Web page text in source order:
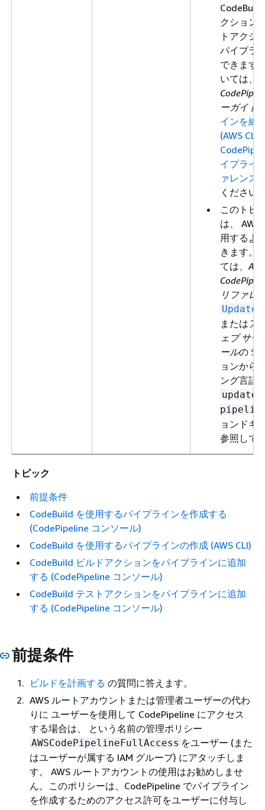
クション
トアクシ
パイプラ
できます
いては、
ーガイド
インを編
(AWS CLI)
イプライ
ァレンス
ください
このトピ
は、 AWS
用するよ
きます。
ては、
リファレ
または ア
ェブ サー
ールの
ョンから
ング言語
update-
ョンドキ
参照して
トピック
前提条件
CodeBuild を使用するパイプラインを作成する
(CodePipeline コンソール)
CodeBuild を使用するパイプラインの作成 (AWS CLI)
CodeBuild ビルドアクションをパイプラインに追加
する (CodePipeline コンソール)
CodeBuild テストアクションをパイプラインに追加
する (CodePipeline コンソール)
前提条件
ビルドを計画する の質問に答えます。
AWS ルートアカウントまたは管理者ユーザーの代わ
りに ユーザーを使用して CodePipeline にアクセス
する場合は、 という名前の管理ポリシー
AWSCodePipelineFullAccess をユーザー (また
はユーザーが属する IAM グループ) にアタッチしま
す。 AWS ルートアカウントの使用はお勧めしませ
ん。このポリシーは、CodePipeline でパイプライン
を作成するためのアクセス許可をユーザーに付与し